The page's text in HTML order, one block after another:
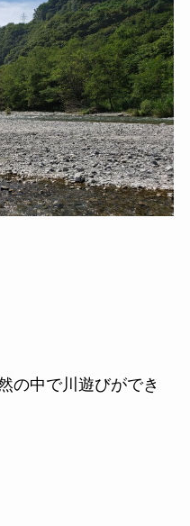
の中で川遊びができ